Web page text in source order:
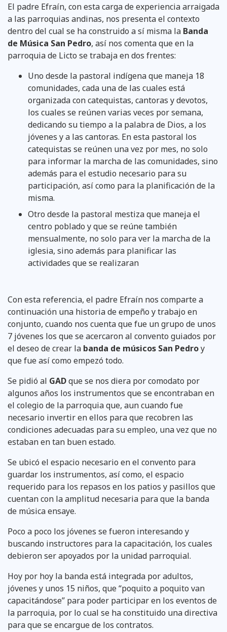
El padre Efraín, con esta carga de experiencia arraigada
a las parroquias andinas, nos presenta el contexto
dentro del cual se ha construido a sí misma la Banda
de Música San Pedro, así nos comenta que en la
parroquia de Licto se trabaja en dos frentes:
Uno desde la pastoral indígena que maneja 18
comunidades, cada una de las cuales está
organizada con catequistas, cantoras y devotos,
los cuales se reúnen varias veces por semana,
dedicando su tiempo a la palabra de Dios, a los
jóvenes y a las cantoras. En esta pastoral los
catequistas se reúnen una vez por mes, no solo
para informar la marcha de las comunidades, sino
además para el estudio necesario para su
participación, así como para la planificación de la
misma.
Otro desde la pastoral mestiza que maneja el
centro poblado y que se reúne también
mensualmente, no solo para ver la marcha de la
iglesia, sino además para planificar las
actividades que se realizaran
Con esta referencia, el padre Efraín nos comparte a
continuación una historia de empeño y trabajo en
conjunto, cuando nos cuenta que fue un grupo de unos
7 jóvenes los que se acercaron al convento guiados por
el deseo de crear la banda de músicos San Pedroy
que fue así como empezó todo.
Se pidió al GADque se nos diera por comodato por
algunos años los instrumentos que se encontraban en
el colegio de la parroquia que, aun cuando fue
necesario invertir en ellos para que recobren las
condiciones adecuadas para su empleo, una vez que no
estaban en tan buen estado.
Se ubicó el espacio necesario en el convento para
guardar los instrumentos, así como, el espacio
requerido para los repasos en los patios y pasillos que
cuentan con la amplitud necesaria para que la banda
de música ensaye.
Poco a poco los jóvenes se fueron interesando y
buscando instructores para la capacitación, los cuales
debieron ser apoyados por la unidad parroquial.
Hoy por hoy la banda está integrada por adultos,
jóvenes y unos 15 niños, que “poquito a poquito van
capacitándose” para poder participar en los eventos de
la parroquia, por lo cual se ha constituido una directiva
para que se encargue de los contratos.